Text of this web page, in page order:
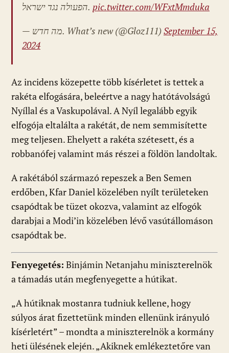
הפעולה נגד ישראל. pic.twitter.com/WFxtMmduka
— מה חדש. What’s new(@Gloz111)September 15,
2024
Az incidens közepette több kísérletet is tettek a
rakéta elfogására, beleértve a nagy hatótávolságú
Nyíllal és a Vaskupolával. A Nyíl legalább egyik
elfogója eltalálta a rakétát, de nem semmisítette
meg teljesen. Ehelyett a rakéta szétesett, és a
robbanófej valamint más részei a földön landoltak.
A rakétából származó repeszek a Ben Semen
erdőben, Kfar Daniel közelében nyílt területeken
csapódtak be tüzet okozva, valamint az elfogók
darabjai a Modi’in közelében lévő vasútállomáson
csapódtak be.
Fenyegetés: Binjámin Netanjahu miniszterelnök
a támadás után megfenyegette a hútikat.
„A hútiknak mostanra tudniuk kellene, hogy
súlyos árat fizettetünk minden ellenünk irányuló
kísérletért” – mondta a miniszterelnök a kormány
heti ülésének elején. „Akiknek emlékeztetőre van